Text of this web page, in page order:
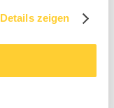
Details zeigen